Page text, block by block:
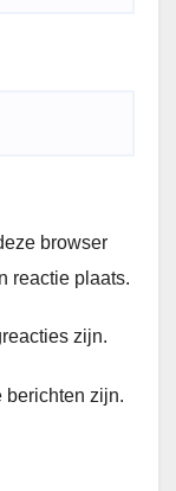
browser
reactie plaats.
zijn.
berichten zijn.